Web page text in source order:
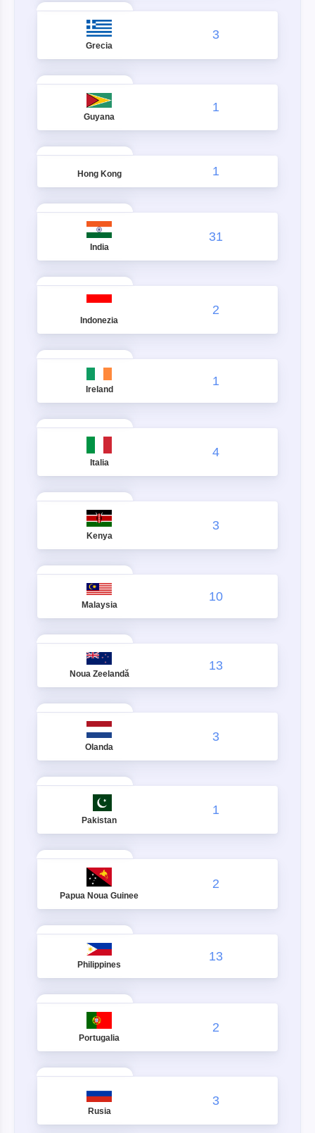
Grecia
3
Guyana
1
Hong Kong 1
India
31
Indonezia
2
Ireland
1
Italia
4
Kenya
3
Malaysia
10
Noua Zeelandă
13
Olanda
3
Pakistan
1
Papua Noua Guinee
2
Philippines
13
Portugalia
2
Rusia
3